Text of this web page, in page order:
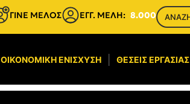
ΓΙΝΕ ΜΕΛΟΣ ΕΓΓ. ΜΕΛΗ: 8.000
ΟΙΚΟΝΟΜΙΚΉ ΕΝΊΣΧΥΣΗ​ ΘΈΣΕΙΣ ΕΡΓΑΣΊΑΣ